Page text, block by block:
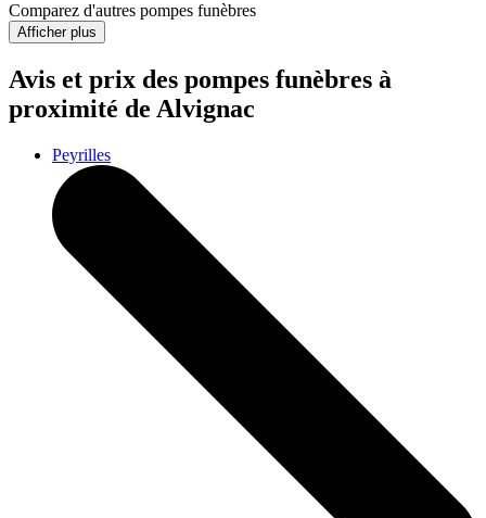
Comparez d'autres pompes funèbres
Afficher plus
Avis et prix des pompes funèbres à
proximité de Alvignac
Peyrilles